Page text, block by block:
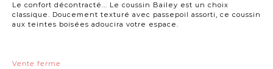
Le confort décontracté... Le coussin Bailey est un choix
classique. Doucement texturé avec passepoil assorti, ce coussin
aux teintes boisées adoucira votre espace.
Vente ferme